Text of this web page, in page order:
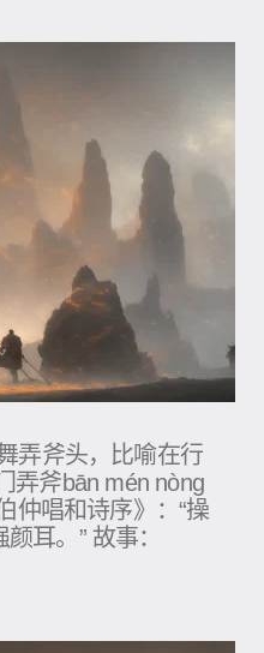
弄斧头，比喻在行
弄斧bān mén nòng
仲唱和诗序》：“操
耳。” 故事：